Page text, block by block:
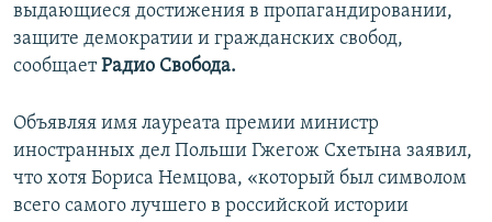
выдающиеся достижения в пропагандировании,
защите демократии и гражданских свобод,
сообщаетРадио Свобода.
Объявляя имя лауреата премии министр
иностранных дел Польши Гжегож Схетына заявил,
что хотя Бориса Немцова, «который был символом
всего самого лучшего в российской истории